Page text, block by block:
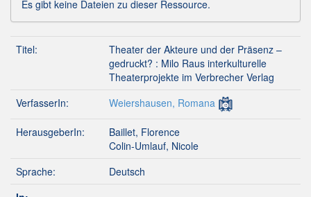
Es gibt keine Dateien zu dieser Ressource.
Titel:
Theater der Akteure und der Präsenz –
gedruckt? : Milo Raus interkulturelle
Theaterprojekte im Verbrecher Verlag
VerfasserIn:
Weiershausen, Romana
HerausgeberIn:
Baillet, Florence
Colin-Umlauf, Nicole
Sprache:
Deutsch